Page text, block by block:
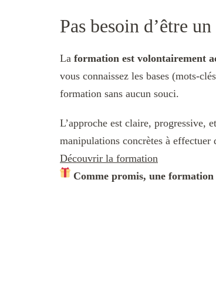
Pas besoin d’être
La formation est volontairement
vous connaissez les bases (mots-
formation sans aucun souci.
L’approche est claire, progressive,
manipulations concrètes à effectuer
Découvrir la formation
Comme promis, une